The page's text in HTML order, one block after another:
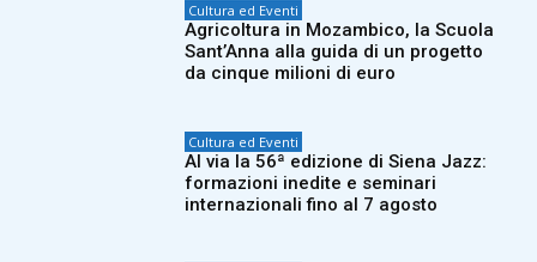
Cultura ed Eventi
Agricoltura in Mozambico, la Scuola
Sant’Anna alla guida di un progetto
da cinque milioni di euro
Cultura ed Eventi
Al via la 56ª edizione di Siena Jazz:
formazioni inedite e seminari
internazionali fino al 7 agosto